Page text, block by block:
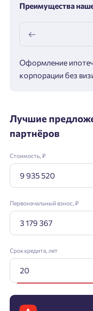
Преимущества
Оформление
корпорации без
Лучшие
партнёров
Стоимость, ₽
Первоначальный взнос, ₽
Срок кредита, лет